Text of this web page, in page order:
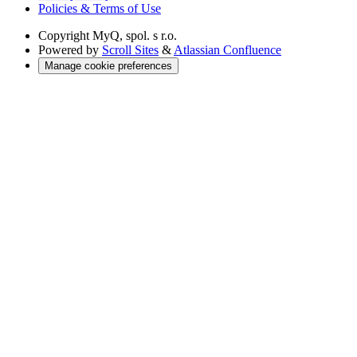
Policies & Terms of Use
Copyright MyQ, spol. s r.o.
Powered by Scroll Sites &Atlassian Confluence
Manage cookie preferences